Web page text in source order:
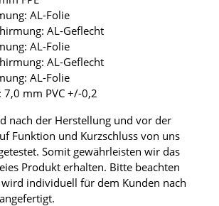
AL-Folie
AL-Geflecht
AL-Folie
AL-Geflecht
AL-Folie
mm PVC +/-0,2
nach der Herstellung und vor der
Funktion und Kurzschluss von uns
Somit gewährleisten wir das
Produkt erhalten. Bitte beachten
wird individuell für dem Kunden nach